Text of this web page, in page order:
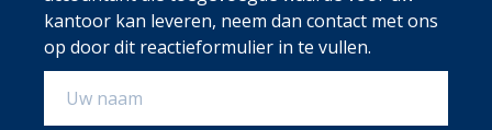
kantoor kan leveren, neem dan contact met ons
op door dit reactieformulier in te vullen.